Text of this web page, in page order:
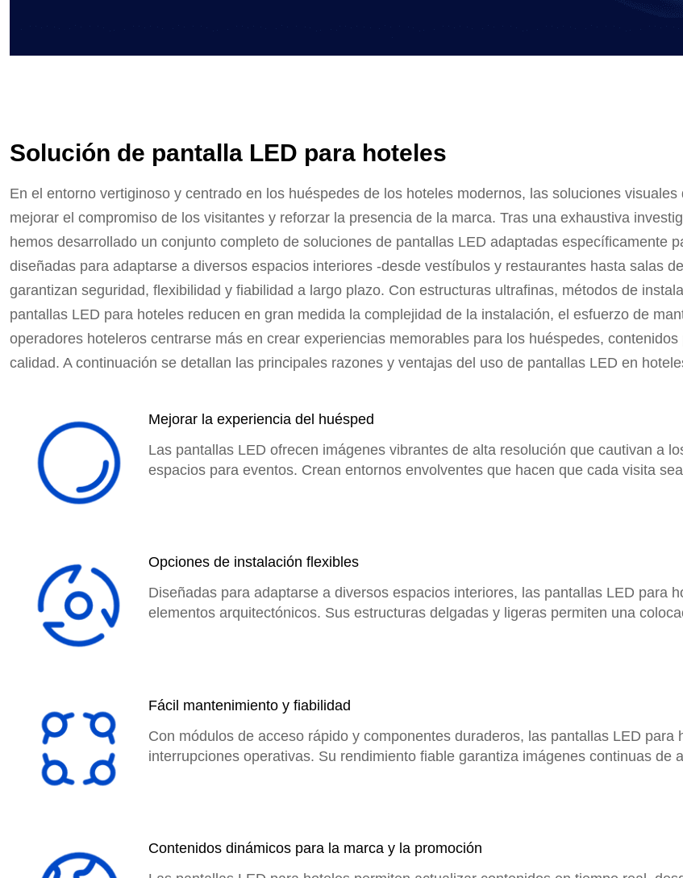
Solución de pantalla LED para hoteles
En el entorno vertiginoso y centrado en los huéspedes de los hoteles modernos, las soluciones
mejorar el compromiso de los visitantes y reforzar la presencia de la marca. Tras una exhaustiva
hemos desarrollado un conjunto completo de soluciones de pantallas LED adaptadas específicamente
diseñadas para adaptarse a diversos espacios interiores -desde vestíbulos y restaurantes hasta salas
garantizan seguridad, flexibilidad y fiabilidad a largo plazo. Con estructuras ultrafinas, métodos de
pantallas LED para hoteles reducen en gran medida la complejidad de la instalación, el esfuerzo de
operadores hoteleros centrarse más en crear experiencias memorables para los huéspedes,
calidad. A continuación se detallan las principales razones y ventajas del uso de pantallas LED en
Mejorar la experiencia del huésped
Las pantallas LED ofrecen imágenes vibrantes de alta resolución que cautivan a
espacios para eventos. Crean entornos envolventes que hacen que cada visita
Opciones de instalación flexibles
Diseñadas para adaptarse a diversos espacios interiores, las pantallas LED para
elementos arquitectónicos. Sus estructuras delgadas y ligeras permiten una
Fácil mantenimiento y fiabilidad
Con módulos de acceso rápido y componentes duraderos, las pantallas LED
interrupciones operativas. Su rendimiento fiable garantiza imágenes continuas de
Contenidos dinámicos para la marca y la promoción